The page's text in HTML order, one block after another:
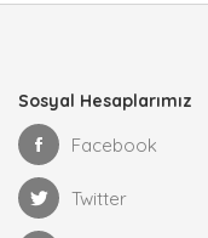
Sosyal Hesaplarımız
Facebook
Twitter